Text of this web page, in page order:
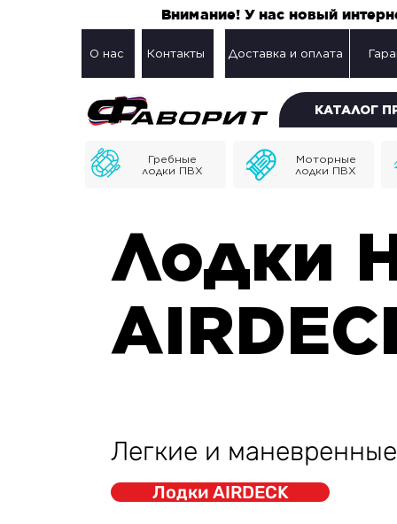
Внимание! У нас новый
О нас Контакты Доставка и оплата
КАТАЛОГ
Гребные
лодки ПВХ
Моторные
лодки ПВХ
Лодки
Легкие и маневренные
Лодки AIRDECK